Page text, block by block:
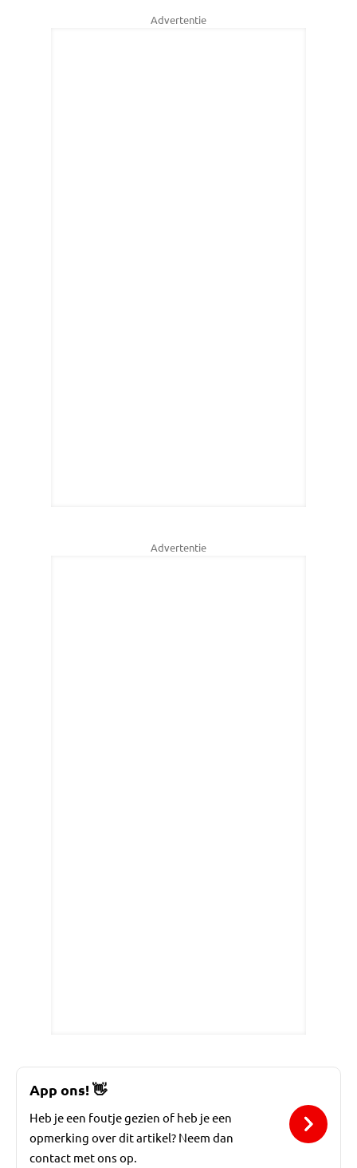
Advertentie
Advertentie
App ons!👋
Heb je een foutje gezien of heb je een
opmerking over dit artikel? Neem dan
contact met ons op.